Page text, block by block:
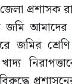
প্রশাসক
আমাদের
জমির